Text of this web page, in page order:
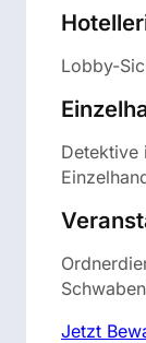
Lobby-
Detektive
Jetzt